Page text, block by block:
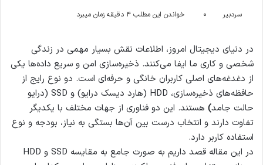
سردبیر ۰ خواندن این مطلب ۴ دقیقه زمان میبرد
در دنیای دیجیتال امروز، اطلاعات نقش بسیار مهمی در زندگی
شخصی و کاری ما ایفا می‌کنند. ذخیره‌سازی امن و سریع داده‌ها یکی
از دغدغه‌های اصلی کاربران خانگی و حرفه‌ای است. دو نوع رایج از
حافظه‌های ذخیره‌سازی، HDD (هارد دیسک درایو) و SSD (درایو
حالت جامد) هستند. این دو فناوری از جهات مختلف با یکدیگر
تفاوت دارند و انتخاب درست بین آن‌ها بستگی به نیاز، بودجه و نوع
استفاده کاربر دارد.
در این مقاله قصد داریم به صورت جامع به مقایسه SSD و HDD